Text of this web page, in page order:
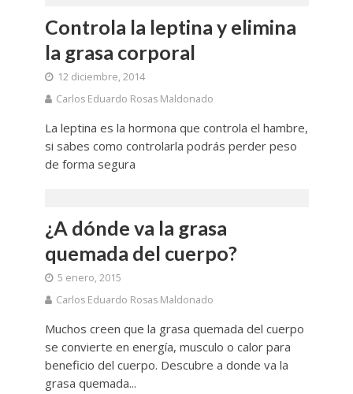
Controla la leptina y elimina
la grasa corporal
12 diciembre, 2014
Carlos Eduardo Rosas Maldonado
La leptina es la hormona que controla el hambre,
si sabes como controlarla podrás perder peso
de forma segura
¿A dónde va la grasa
quemada del cuerpo?
5 enero, 2015
Carlos Eduardo Rosas Maldonado
Muchos creen que la grasa quemada del cuerpo
se convierte en energía, musculo o calor para
beneficio del cuerpo. Descubre a donde va la
grasa quemada...